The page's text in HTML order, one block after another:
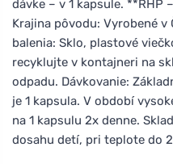
dávke – v 1 kapsule.
Krajina pôvodu: Vyrobené v
balenia: Sklo, plastové
recyklujte v kontajneri na
odpadu. Dávkovanie:
je 1 kapsula. V období
na 1 kapsulu 2x denne.
dosahu detí, pri teplote do